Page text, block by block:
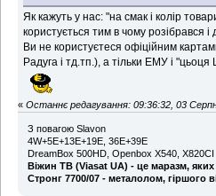
Як кажуть у нас: "на смак і колір
користується тим в чому розібрався
Ви не користуєтеся офіційним
Радуга і тд.тп.), а тільки ЕМУ і
« Останнє редагування: 09:36:32, 03
З повагою Slavon
4W+5E+13E+19E, 36Е+39Е
DreamBox 500HD, Openbox X540, X820CI
Віжин ТВ (Viasat UA) - це маразм,
Стронг 7700/07 - металолом, гіршого